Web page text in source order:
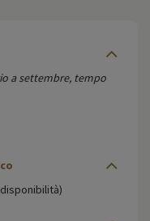
a settembre, tempo